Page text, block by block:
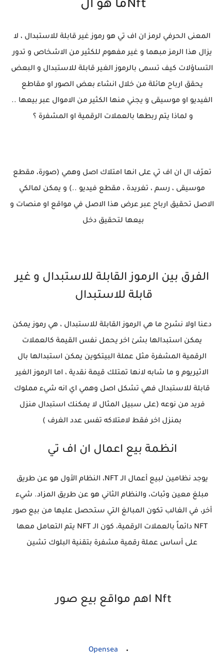
Nftما هو ال
المعنى الحرفي لرمز ان اف تي هو رموز غير قابلة للاستبدال ، لا
يزال هذا الرمز مبهما و غير مفهوم للكثير من الاشخاص و تدور
التساؤلات كيف تسمى بالرموز الغير قابلة للاستبدال و البعض
يحقق ارباح هائلة من خلال انشاء بعض الصور او مقاطع
الفيديو او موسيقى و يجني منها الكثير من الاموال عبر بيعها ..
و لماذا يتم ربطها بالعملات الرقمية او المشفرة ؟
تعرّف ال ان اف تي على انها امتلاك اصل وهمي (صورة، مقطع
موسيقى ، رسم ، تغريدة ، مقطع فيديو ..) و يمكن لمالكي
الاصل تحقيق ارباح عبر عرض هذا الاصل في مواقع او منصات و
بيعها لتحقيق دخل
الفرق بين الرموز القابلة للاستبدال و غير
قابلة للاستبدال
دعنا اولا نشرح ما هي الرموز القابلة للاستبدال ، هي رموز يمكن
يمكن استبدالها بشئ اخر يحمل نفس القيمة كالعملات
الرقمية المشفرة مثل عملة البيتكوين يمكن استبدالها بال
الاثيريوم و ما شابه لانها تمتلك قيمة نقدية ، اما الرموز الغير
قابلة للاستبدال فهي تشكل اصل وهمي اي انه شيء مملوك
فريد من نوعه (على سبيل المثال لا يمكنك استبدال منزل
بمنزل اخر فقط لامتلاكه تفس عدد الغرف )
انظمة بيع اعمال ان اف تي
يوجد نظامين لبيع أعمال الـ NFT، النظام الأول هو عن طريق
مبلغ معين وثبات، والنظام الثاني هو عن طريق المزاد. شيء
أخر، في الغالب تكون المبالغ التي ستحصل عليها من بيع صور
NFT دائماً بالعملات الرقمية، كون الـ NFT يتم التعامل معها
على أساس عملة رقمية مشفرة بتقنية البلوك تشين
Nft اهم مواقع بيع صور
Opensea